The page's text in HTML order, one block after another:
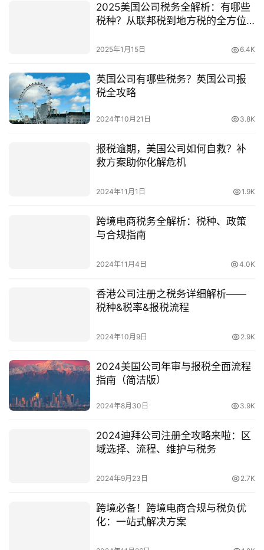
2025美国公司税务全解析：有哪些
税种？从联邦税到地方税的全方位
2025年1月15日 6.4K
英国公司有哪些税务？英国公司报
税全攻略
2024年10月21日 3.8K
报税逾期，美国公司如何自救？补
救方案助你化解危机
2024年11月1日 1.9K
跨境电商税务全解析：税种、政策
与合规指南
2024年11月4日 4.0K
香港公司注册之税务详细解析——
税种&税率&报税流程
2024年10月9日 2.9K
2024美国公司年审与报税全面流程
指南（简洁版）
2024年8月30日 3.9K
2024迪拜公司注册全攻略来啦：区
域选择、流程、维护与税务
2024年9月23日 2.7K
跨境必备！跨境电商合规与税负优
化：一站式解决方案